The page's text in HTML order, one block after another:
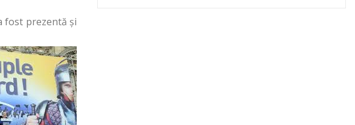
fost prezentă şi